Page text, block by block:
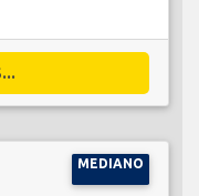
MEDIANO